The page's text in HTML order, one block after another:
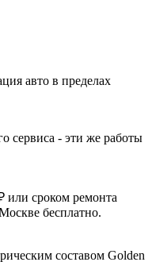
авто в пределах
сервиса - эти же работы
сроком ремонта
бесплатно.
составом Golden